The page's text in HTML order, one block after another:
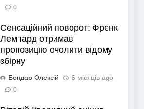
0
Сенсаційний поворот: Френк
Лемпард отримав
пропозицію очолити відому
збірну
Бондар Олексій 6 місяців ago
0